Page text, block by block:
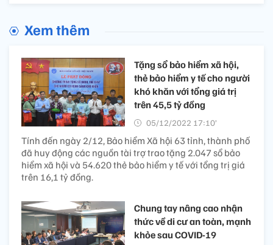
Xem thêm
Tặng sổ bảo hiểm xã hội,
thẻ bảo hiểm y tế cho người
khó khăn với tổng giá trị
trên 45,5 tỷ đồng
05/12/2022 17:10’
Tính đến ngày 2/12, Bảo hiểm Xã hội 63 tỉnh, thành phố
đã huy động các nguồn tài trợ trao tặng 2.047 sổ bảo
hiểm xã hội và 54.620 thẻ bảo hiểm y tế với tổng trị giá
trên 16,1 tỷ đồng.
Chung tay nâng cao nhận
thức về di cư an toàn, mạnh
khỏe sau COVID-19